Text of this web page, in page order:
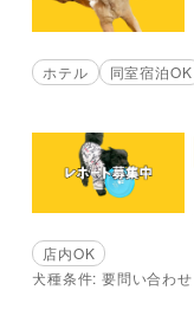
ホテル 同室宿泊OK
店内OK
犬種条件: 要問い合わせ